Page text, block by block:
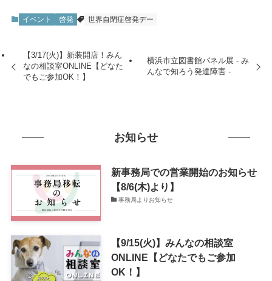
イベント 啓発 世界自閉症啓発デー
【3/17(火)】新装開店！みん
なの相談室ONLINE【どなた
でもご参加OK！】
横浜市立図書館パネル展 - み
んなで知ろう発達障害 -
お知らせ
新事務局での営業開始のお知らせ
【8/6(木)より】
事務局よりお知らせ
【9/15(火)】みんなの相談室
ONLINE【どなたでもご参加
OK！】